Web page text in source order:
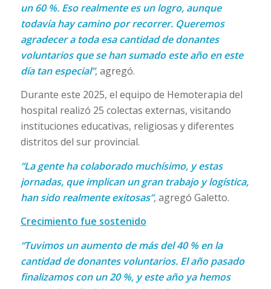
un 60 %. Eso realmente es un logro, aunque
todavía hay camino por recorrer. Queremos
agradecer a toda esa cantidad de donantes
voluntarios que se han sumado este año en este
día tan especial”, agregó.
Durante este 2025, el equipo de Hemoterapia del
hospital realizó 25 colectas externas, visitando
instituciones educativas, religiosas y diferentes
distritos del sur provincial.
“La gente ha colaborado muchísimo, y estas
jornadas, que implican un gran trabajo y logística,
han sido realmente exitosas”, agregó Galetto.
Crecimiento fue sostenido
“Tuvimos un aumento de más del 40 % en la
cantidad de donantes voluntarios. El año pasado
finalizamos con un 20 %, y este año ya hemos